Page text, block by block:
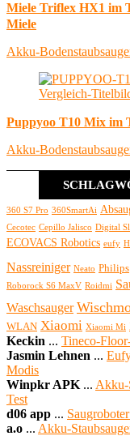
Miele Triflex HX1 im
Miele
Akku-
Puppyoo T10 Mix im
Akku-
360 S7 Pro 360SmartAi
Cecotec Cepillo Jalisco Digital
ECOVACS Robotics eufy
Nassreiniger Neato Philips
Roborock S6 MaxV Roidmi
Waschsauger
WLAN Xiaomi Xiaomi Mi
Keckin ... Tineco-
Jasmin Lehnen ...
Modis
Winpkr APK ... Akku-
Test
d06 app ...
a.o ... Akku-